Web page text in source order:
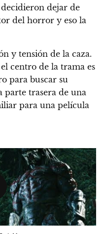
dejar de
del horror y eso la
y tensión de la caza.
centro de la trama es
para buscar su
parte trasera de una
para una película